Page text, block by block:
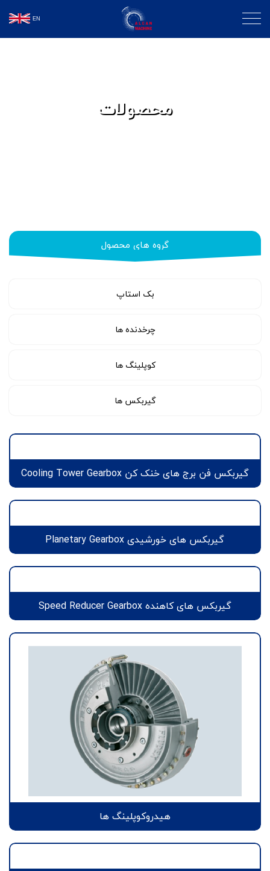
EN
محصولات
گروه های محصول
بک استاپ
چرخدنده ها
کوپلینگ ها
گیربکس ها
گیربکس فن برج های خنک کن Cooling Tower Gearbox
گیربکس های خورشیدی Planetary Gearbox
گیربکس های کاهنده Speed Reducer Gearbox
هیدروکوپلینگ ها